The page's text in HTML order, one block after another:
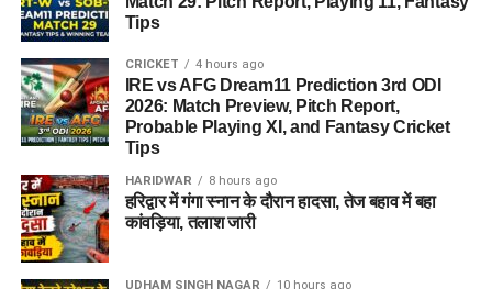
Tips
CRICKET 4 hours ago
IRE vs AFG Dream11 Prediction 3rd ODI
2026: Match Preview, Pitch Report,
Probable Playing XI, and Fantasy Cricket
Tips
HARIDWAR 8 hours ago
हरिद्वार में गंगा स्नान के दौरान हादसा, तेज बहाव में बहा
कांवड़िया, तलाश जारी
UDHAM SINGH NAGAR 10 hours ago